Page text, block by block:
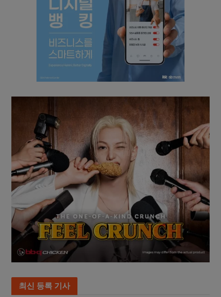
최신 등록 기사